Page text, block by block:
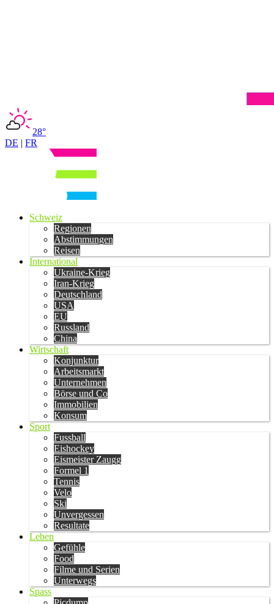
28°
DE | FR
Schweiz
Regionen
Abstimmungen
Reisen
International
Ukraine-Krieg
Iran-Krieg
Deutschland
USA
EU
Russland
China
Wirtschaft
Konjunktur
Arbeitsmarkt
Unternehmen
Börse und Co
Immobilien
Konsum
Sport
Fussball
Eishockey
Eismeister Zaugg
Formel 1
Tennis
Velo
Ski
Unvergessen
Resultate
Leben
Gefühle
Food
Filme und Serien
Unterwegs
Spass